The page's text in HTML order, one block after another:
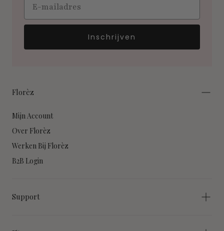
Inschrijven
Florèz
Mijn Account
Over Florèz
Werken Bij Florèz
B2B Login
Support